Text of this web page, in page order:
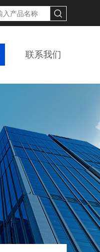
联系我们